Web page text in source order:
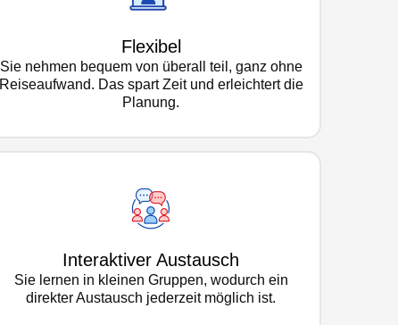
Flexibel
Sie nehmen bequem von überall teil, ganz ohne
Reiseaufwand. Das spart Zeit und erleichtert die
Planung.
Interaktiver Austausch
Sie lernen in kleinen Gruppen, wodurch ein
direkter Austausch jederzeit möglich ist.